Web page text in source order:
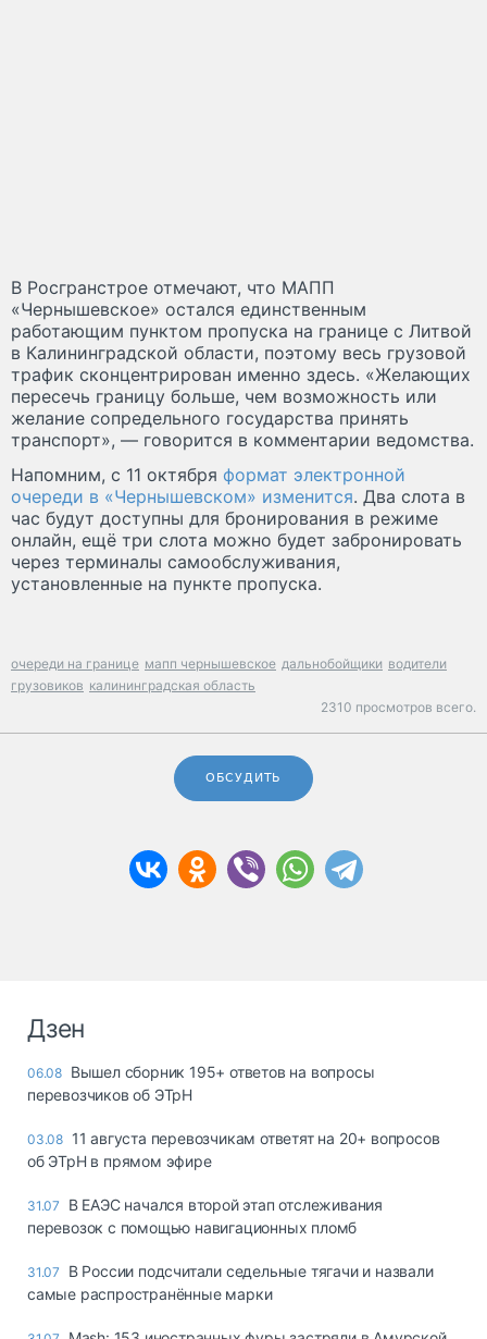
В Росгранстрое отмечают, что МАПП
«Чернышевское» остался единственным
работающим пунктом пропуска на границе с Литвой
в Калининградской области, поэтому весь грузовой
трафик сконцентрирован именно здесь. «Желающих
пересечь границу больше, чем возможность или
желание сопредельного государства принять
транспорт», — говорится в комментарии ведомства.
Напомним, с 11 октября формат электронной
очереди в «Чернышевском» изменится. Два слота в
час будут доступны для бронирования в режиме
онлайн, ещё три слота можно будет забронировать
через терминалы самообслуживания,
установленные на пункте пропуска.
очереди на границе мапп чернышевское дальнобойщики водители
грузовиков калининградская область
2310 просмотров всего.
ОБСУДИТЬ
Дзен
06.08 Вышел сборник 195+ ответов на вопросы
перевозчиков об ЭТрН
03.08 11 августа перевозчикам ответят на 20+ вопросов
об ЭТрН в прямом эфире
31.07
В ЕАЭС начался второй этап отслеживания
перевозок с помощью навигационных пломб
31.07
В России подсчитали седельные тягачи и назвали
самые распространённые марки